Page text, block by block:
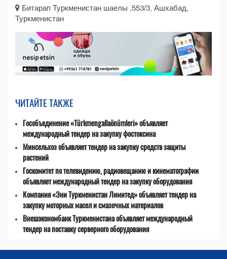
Битарап Туркменистан шаелы ,553/3, Ашхабад,
Туркменистан
ЧИТАЙТЕ ТАКЖЕ
Гособъединение «Türkmengallaönümleri» объявляет
международный тендер на закупку фостоксина
Минсельхоз объявляет тендер на закупку средств защиты
растений
Госкомитет по телевидению, радиовещанию и кинематографии
объявляет международный тендер на закупку оборудования
Компания «Эни Туркменистан Лимитед» объявляет тендер на
закупку моторных масел и смазочных материалов
Внешэкономбанк Туркменистана объявляет международный
тендер на поставку серверного оборудования